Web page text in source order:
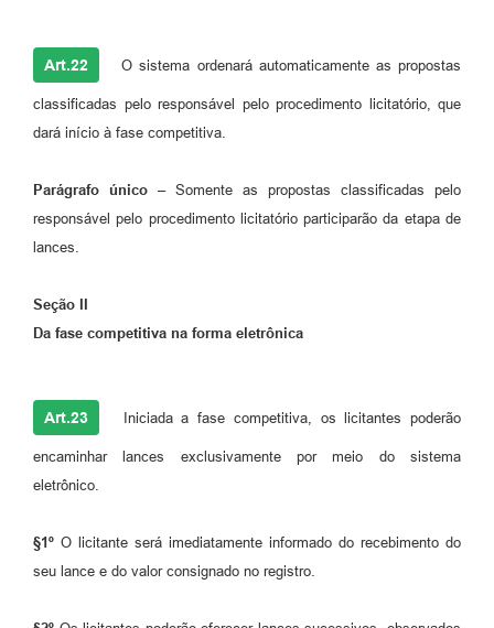
Art.22 O sistema ordenará automaticamente as propostas
classificadas pelo responsável pelo procedimento licitatório, que
dará início à fase competitiva.
Parágrafo único –Somente as propostas classificadas pelo
responsável pelo procedimento licitatório participarão da etapa de
lances.
Seção II
Da fase competitiva na forma eletrônica
Art.23 Iniciada a fase competitiva, os licitantes poderão
encaminhar lances exclusivamente por meio do sistema
eletrônico.
§1º O licitante será imediatamente informado do recebimento do
seu lance e do valor consignado no registro.